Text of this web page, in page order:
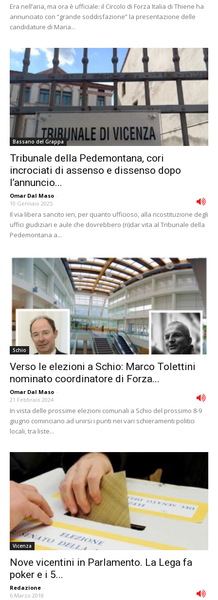
Era nell’aria, ma ora è ufficiale: il Circolo di Forza Italia di Thiene ha
annunciato con “grande soddisfazione” la presentazione delle
candidature di Maria...
Bassano del Grappa
Tribunale della Pedemontana, cori
incrociati di assenso e dissenso dopo
l’annuncio...
Omar Dal Maso -
10 Gennaio 2025
Il via libera sancito ieri, per quanto ufficioso, alla ricostituzione degli
uffici giudiziari e aule che dovrebbero (ri)dar vita al Tribunale della
Pedemontana a...
Schio
Verso le elezioni a Schio: Marco Tolettini
nominato coordinatore di Forza...
Omar Dal Maso -
21 Febbraio 2024
In vista delle prossime elezioni comunali a Schio del prossimo 8-9
giugno cominciano ad unirsi i punti nei vari schieramenti politici
locali, tra liste...
Vicenza
Nove vicentini in Parlamento. La Lega fa
poker e i 5...
Redazione -
6 Marzo 2018